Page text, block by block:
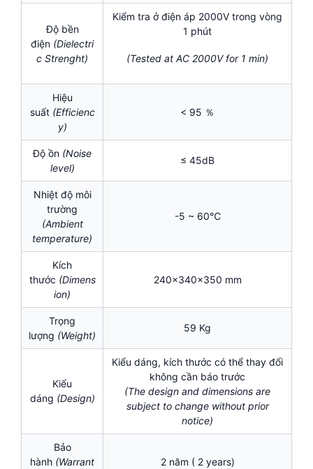
Độ bền
điện (Dielectri
c Strenght)
Kiểm tra ở điện áp 2000V trong vòng
1 phút
(Tested at AC 2000V for 1 min)
Hiệu
suất (Efficienc
y)
< 95 ％
Độ ồn (Noise
level)
≤ 45dB
Nhiệt độ môi
trường
(Ambient
temperature)
-5 ~ 60℃
Kích
thước (Dimens
ion)
240x340x350 mm
Trọng
lượng (Weight)
59 Kg
Kiểu
dáng (Design)
Kiểu dáng, kích thước có thể thay đổi
không cần báo trước
(The design and dimensions are
subject to change without prior
notice)
Bảo
hành (Warrant
2 năm ( 2 years)